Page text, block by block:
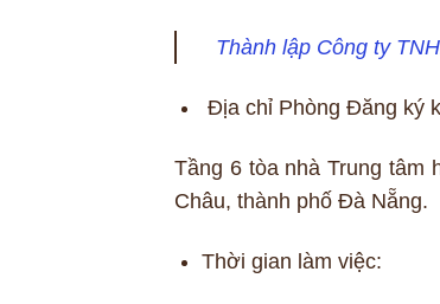
Thành lập Công ty
Địa chỉ Phòng Đăng ký
Tầng 6 tòa nhà Trung tâm
Châu, thành phố Đà Nẵng.
Thời gian làm việc: